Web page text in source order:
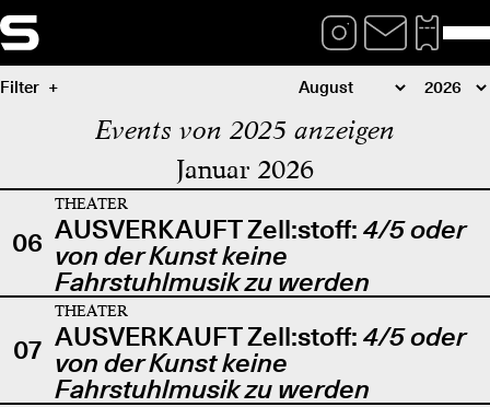
Filter
Events von 2025 anzeigen
Januar 2026
06
THEATER
AUSVERKAUFT Zell:stoff: 4/5 oder
von der Kunst keine
Fahrstuhlmusik zu werden
07
THEATER
AUSVERKAUFT Zell:stoff: 4/5 oder
von der Kunst keine
Fahrstuhlmusik zu werden